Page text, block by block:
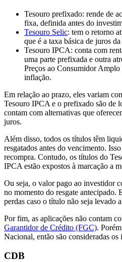
Tesouro prefixado: rende de
fixa, definida antes do
Tesouro Selic: tem o retorno
que é a taxa básica de juros
Tesouro IPCA: conta com
uma parte prefixada e outra
Preços ao Consumidor
inflação.
Em relação ao prazo, eles variam
Tesouro IPCA e o prefixado são de
contam com alternativas que
juros.
Além disso, todos os títulos têm
resgatados antes do vencimento.
recompra. Contudo, os títulos do
IPCA estão expostos à marcação a
Ou seja, o valor pago ao investidor
no momento do resgate antecipado.
perdas caso o título não seja levado
Por fim, as aplicações não contam
Garantidor de Crédito (FGC).
Nacional, então são consideradas os
CDB